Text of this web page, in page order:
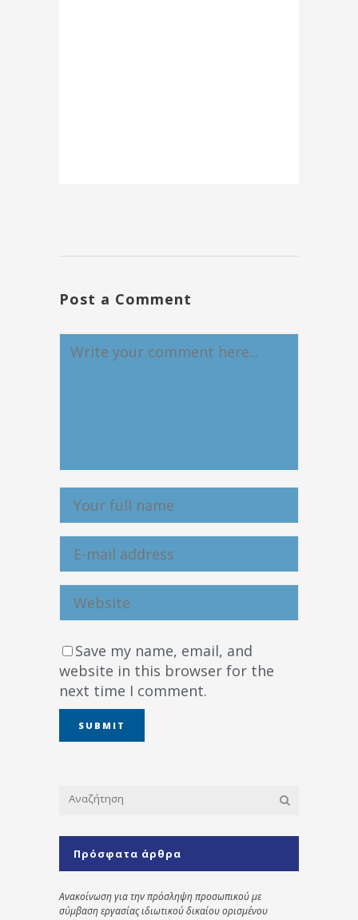
Post a Comment
Save my name, email, and
website in this browser for the
next time I comment.
Πρόσφατα άρθρα
Ανακοίνωση για την πρόσληψη προσωπικού με
σύμβαση εργασίας ιδιωτικού δικαίου ορισμένου